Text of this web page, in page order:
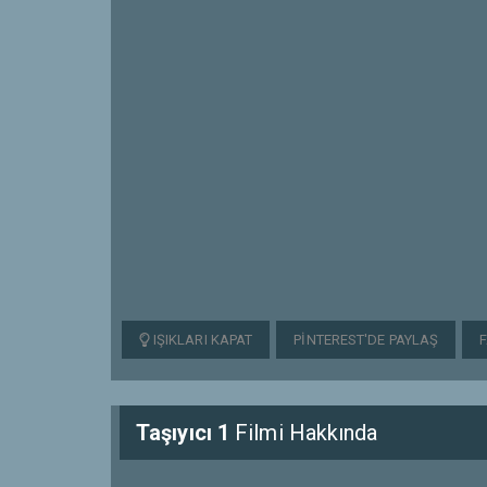
IŞIKLARI KAPAT PINTEREST'DE PAYLAŞ
Taşıyıcı 1 Filmi Hakkında